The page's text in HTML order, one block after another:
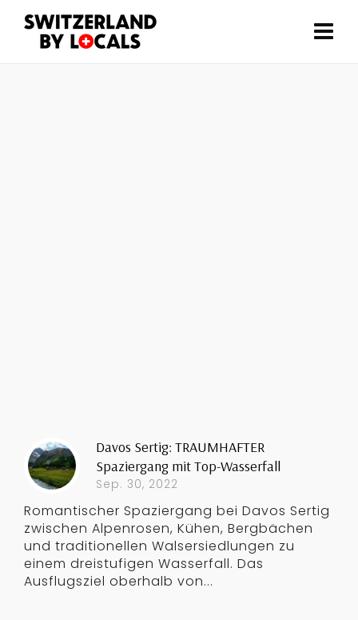
Davos Sertig: TRAUMHAFTER
Spaziergang mit Top-Wasserfall
Sep. 30, 2022
Romantischer Spaziergang bei Davos Sertig
zwischen Alpenrosen, Kühen, Bergbächen
und traditionellen Walsersiedlungen zu
einem dreistufigen Wasserfall. Das
Ausflugsziel oberhalb von...